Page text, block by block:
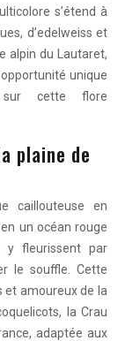
s’étend à
d’edelweiss et
alpin du Lautaret,
unique
sur cette flore
plaine de
caillouteuse en
un océan rouge
y fleurissent par
le souffle. Cette
amoureux de la
la Crau
adaptée aux